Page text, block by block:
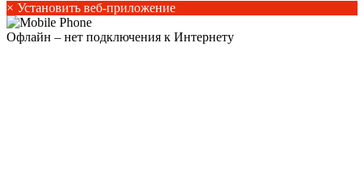
× Установить веб-приложение
Офлайн – нет подключения к Интернету